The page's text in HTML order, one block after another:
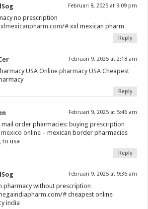
Februari 8, 2025 at 9:09 pm
no prescription
#xxl mexican pharm
Reply
Februari 9, 2025 at 2:18 am
USAOnline pharmacy USA Cheapest
Reply
Februari 9, 2025 at 5:46 am
mail order pharmacies: buying prescription
online – mexican border pharmacies
to usa
Reply
Februari 9, 2025 at 9:36 am
pharmacy without prescription
#cheapest online
india